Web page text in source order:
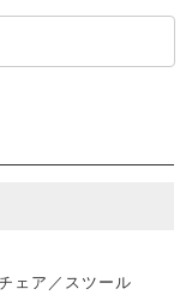
ェア／スツール